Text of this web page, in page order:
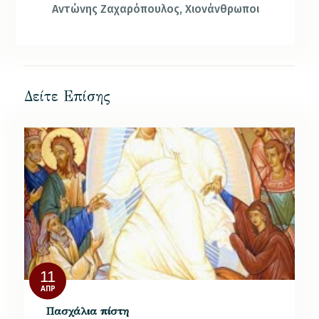
Αντώνης Ζαχαρόπουλος, Χιονάνθρωποι
Δείτε Επίσης
11
ΑΠΡ
Πασχάλια πίστη